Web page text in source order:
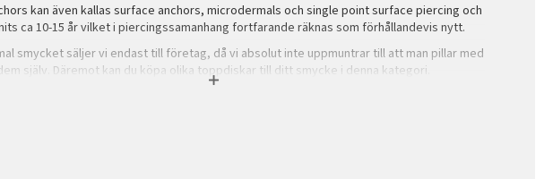
kan även kallas surface anchors, microdermals och single point surface piercing och
ca 10-15 år vilket i piercingssamanhang fortfarande räknas som förhållandevis nytt.
smycket säljer vi endast till företag, då vi absolut inte uppmuntrar till att man pillar med
själv. Däremot kan du köpa olika toppdiskar till ditt smycke i denna kategori.